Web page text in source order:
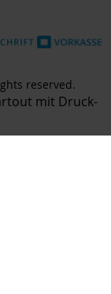
reserved.
mit Druck-